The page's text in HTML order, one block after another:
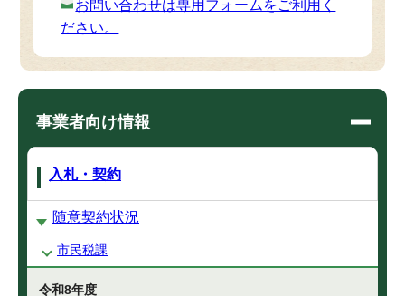
お問い合わせは専用フォームをご利用く
ださい。
事業者向け情報
入札・契約
随意契約状況
市民税課
令和8年度